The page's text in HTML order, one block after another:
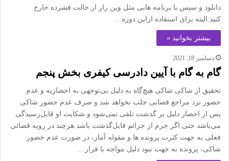
دانلود و سپس با برنامه هایی مثل وین رار از حالت فشرده خارج
کنید.الیته برای استفاده ازاین دوره…
بیشتر بخوانید »
دسامبر 18, 2021
گام به گام با آیین دادرسی کیفری بخش پنجم
تحقیق از شاکی شاکی هیچ‌گاه به دلیل بی‌توجهی به احضاریه و عدم
حضور نزد مراجع قضایی جلب نخواهد شد و صرف عدم حضور شاکی
پس از احضار دلیل بر گذشت تلقی نمی‌شود و شکایت او قابل‌رسیدگی
می‌باشد حتی اگر جرم از جرائم قابل‌گذشت باشد هرچند در رویه قضائی
فعلی به جهت کثرت پرونده ها و مقوله آمار، در صورت عدم حضور
شاکی، پرونده به جهت نبود دلیل مواجه با قرار…